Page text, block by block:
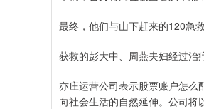
最终，他们与山下赶来的120急
获救的彭大中、周燕夫妇经过治
亦庄运营公司表示股票账户怎么
向社会生活的自然延伸。公司将